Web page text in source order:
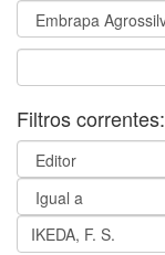
Filtros correntes: